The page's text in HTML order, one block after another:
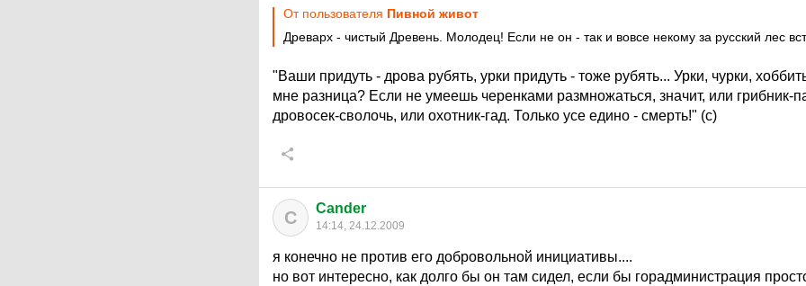
От пользователя Пивной живот
Древарх - чистый Древень. Молодец! Если не он - так и вовсе некому за русский лес
"Ваши придуть - дрова рубять, урки придуть - тоже рубять... Урки, чурки,
мне разница? Если не умеешь черенками размножаться, значит, или грибник-
дровосек-сволочь, или охотник-гад. Только усе едино - смерть!" (с)
C Cander
14:14, 24.12.2009
я конечно не против его добровольной инициативы....
но вот интересно, как долго бы он там сидел, если бы горадминистрация